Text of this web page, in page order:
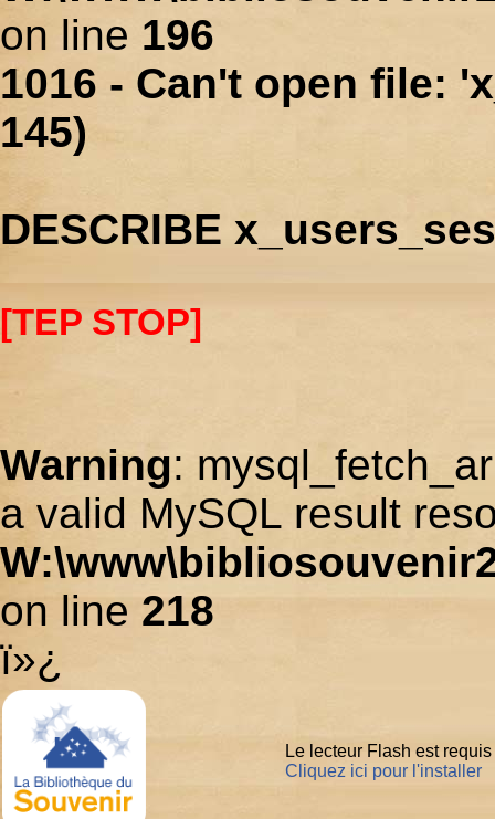
on line 196
1016 - Can't open file:
145)
DESCRIBE
[TEP STOP]
Warning:
a valid MySQL result
on line 218
ï»¿
Le lecteur Flash est
Cliquez ici pour l'installer